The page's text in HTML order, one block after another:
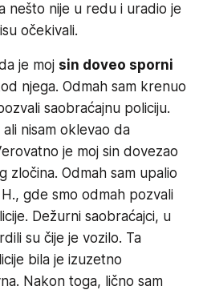
nešto nije u redu i uradio je
očekivali.
je moj sin doveo sporni
njega. Odmah sam krenuo
saobraćajnu policiju.
nisam oklevao da
je moj sin dovezao
zločina. Odmah sam upalio
gde smo odmah pozvali
Dežurni saobraćajci, u
su čije je vozilo. Ta
bila je izuzetno
Nakon toga, lično sam